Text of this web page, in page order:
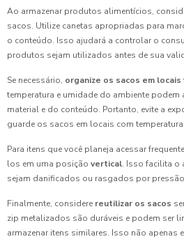
Ao armazenar produtos alimentícios,
sacos. Utilize canetas apropriadas para
o conteúdo. Isso ajudará a controlar o
produtos sejam utilizados antes de sua
Se necessário, organize os sacos em
temperatura e umidade do ambiente
material e do conteúdo. Portanto, evite a
guarde os sacos em locais com
Para itens que você planeja acessar
los em uma posição vertical. Isso facilita o
sejam danificados ou rasgados por
Finalmente, considere reutilizar os sacos
zip metalizados são duráveis e podem ser
armazenar itens similares. Isso não apenas